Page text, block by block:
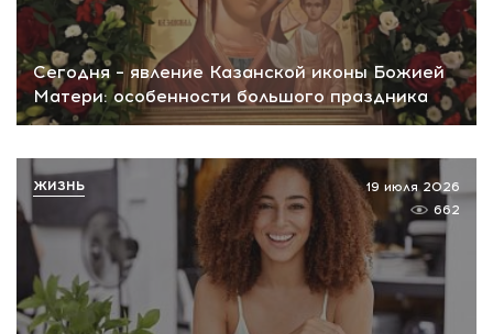
Сегодня – явление Казанской иконы Божией
Матери: особенности большого праздника
19 июля 2026
662
ЖИЗНЬ